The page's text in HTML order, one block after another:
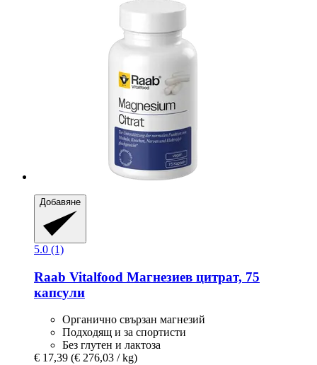
Добавяне
5.0 (1)
Raab Vitalfood Магнезиев цитрат, 75
капсули
Органично свързан магнезий
Подходящ и за спортисти
Без глутен и лактоза
€ 17,39 (€ 276,03 / kg)